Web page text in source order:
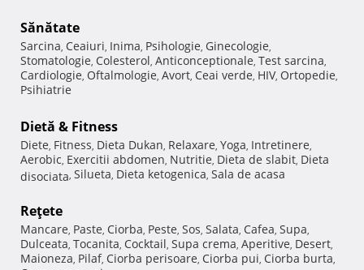
Sănătate
Sarcina, Ceaiuri, Inima, Psihologie, Ginecologie,
Stomatologie, Colesterol, Anticonceptionale, Test sarcina,
Cardiologie, Oftalmologie, Avort, Ceai verde, HIV, Ortopedie,
Psihiatrie
Dietă & Fitness
Diete, Fitness, Dieta Dukan, Relaxare, Yoga, Intretinere,
Aerobic, Exercitii abdomen, Nutritie, Dieta de slabit, Dieta
disociata, Silueta, Dieta ketogenica, Sala de acasa
Reţete
Mancare, Paste, Ciorba, Peste, Sos, Salata, Cafea, Supa,
Dulceata, Tocanita, Cocktail, Supa crema, Aperitive, Desert,
Maioneza, Pilaf, Ciorba perisoare, Ciorba pui, Ciorba burta,